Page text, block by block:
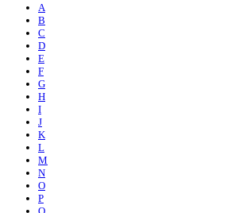
A
B
C
D
E
F
G
H
I
J
K
L
M
N
O
P